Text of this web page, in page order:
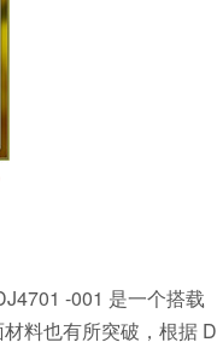
-001 是一个搭载
料也有所突破，根据 D